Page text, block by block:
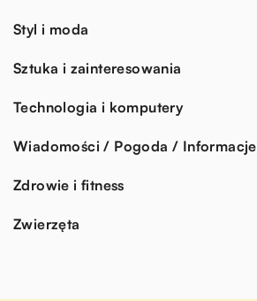
Styl i moda
Sztuka i zainteresowania
Technologia i komputery
Wiadomości / Pogoda / Informacje
Zdrowie i fitness
Zwierzęta